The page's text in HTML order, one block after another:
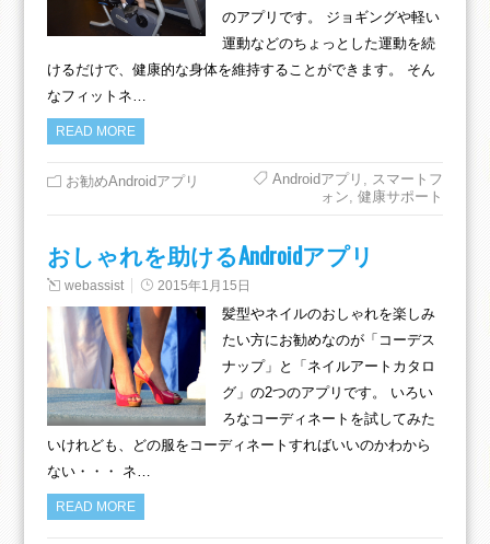
のアプリです。 ジョギングや軽い
運動などのちょっとした運動を続
けるだけで、健康的な身体を維持することができます。 そん
なフィットネ…
READ MORE
お勧めAndroidアプリ Androidアプリ
スマートフ
ォン ,健康サポート
おしゃれを助けるAndroidアプリ
webassist 2015年1月15日
髪型やネイルのおしゃれを楽しみ
たい方にお勧めなのが「コーデス
ナップ」と「ネイルアートカタロ
グ」の2つのアプリです。 いろい
ろなコーディネートを試してみた
いけれども、どの服をコーディネートすればいいのかわから
ない・・・ ネ…
READ MORE